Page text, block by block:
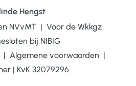
Hengst
NVvMT | Voor de Wkkgz
bij NIBIG
| Algemene voorwaarden |
| KvK 32079296